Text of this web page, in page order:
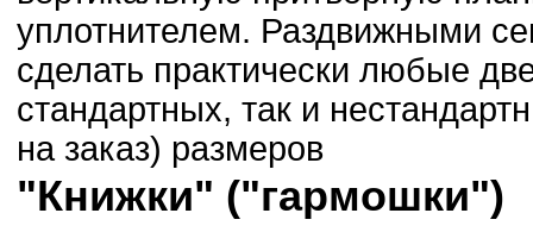
уплотнителем. Раздвижными
сделать практически любые
стандартных, так и
на заказ) размеров
"Книжки" ("гармошки")